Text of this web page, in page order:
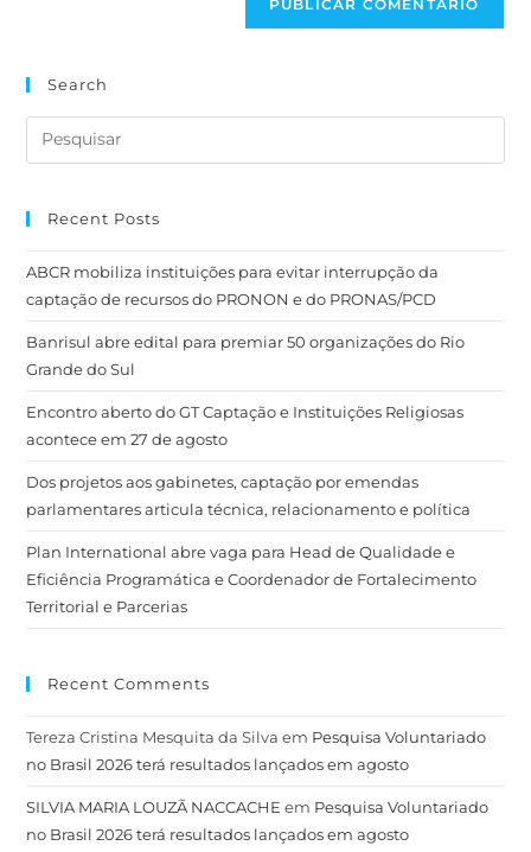
Search
Recent Posts
ABCR mobiliza instituições para evitar interrupção da
captação de recursos do PRONON e do PRONAS/PCD
Banrisul abre edital para premiar 50 organizações do Rio
Grande do Sul
Encontro aberto do GT Captação e Instituições Religiosas
acontece em 27 de agosto
Dos projetos aos gabinetes, captação por emendas
parlamentares articula técnica, relacionamento e política
Plan International abre vaga para Head de Qualidade e
Eficiência Programática e Coordenador de Fortalecimento
Territorial e Parcerias
Recent Comments
Tereza Cristina Mesquita da Silva em Pesquisa Voluntariado
no Brasil 2026 terá resultados lançados em agosto
SILVIA MARIA LOUZÃ NACCACHE em Pesquisa Voluntariado
no Brasil 2026 terá resultados lançados em agosto